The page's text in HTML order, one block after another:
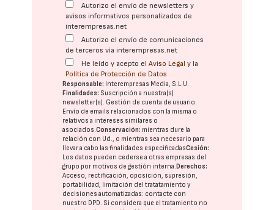
Autorizo el envío de newsletters y
avisos informativos personalizados de
interempresas.net
Autorizo el envío de comunicaciones
de terceros vía interempresas.net
He leído y acepto elAviso Legal y la
Política de Protección de Datos
Responsable: Interempresas Media, S.L.U.
Finalidades: Suscripción a nuestra(s)
newsletter(s). Gestión de cuenta de usuario.
Envío de emails relacionados con la misma o
relativos a intereses similares o
asociados.Conservación: mientras dure la
relación con Ud., o mientras sea necesario para
llevar a cabo las finalidades especificadasCesión:
Los datos pueden cederse a otras empresas del
grupo por motivos de gestión interna.Derechos:
Acceso, rectificación, oposición, supresión,
portabilidad, limitación del tratatamiento y
decisiones automatizadas: contacte con
nuestro DPD. Si considera que el tratamiento no